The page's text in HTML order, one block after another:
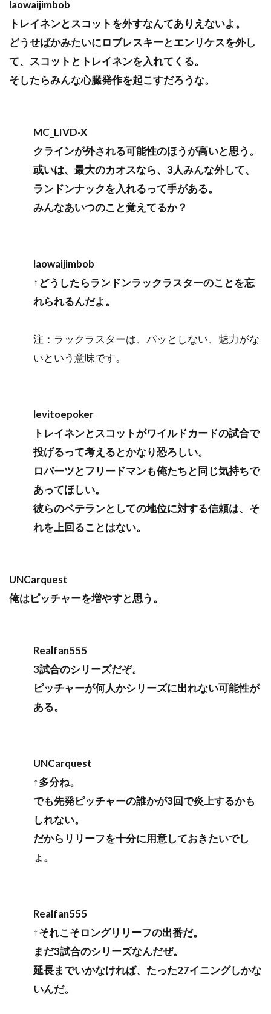
laowaijimbob
トレイネンとスコットを外すなんてありえないよ。
どうせばかみたいにロブレスキーとエンリケスを外し
て、スコットとトレイネンを入れてくる。
そしたらみんな心臓発作を起こすだろうな。
MC_LIVD-X
クラインが外される可能性のほうが高いと思う。
或いは、最大のカオスなら、3人みんな外して、
ランドンナックを入れるって手がある。
みんなあいつのこと覚えてるか？
laowaijimbob
↑どうしたらランドンラックラスターのことを忘
れられるんだよ。
注：ラックラスターは、パッとしない、魅力がな
いという意味です。
levitoepoker
トレイネンとスコットがワイルドカードの試合で
投げるって考えるとかなり恐ろしい。
ロバーツとフリードマンも俺たちと同じ気持ちで
あってほしい。
彼らのベテランとしての地位に対する信頼は、そ
れを上回ることはない。
UNCarquest
俺はピッチャーを増やすと思う。
Realfan555
3試合のシリーズだぞ。
ピッチャーが何人かシリーズに出れない可能性が
ある。
UNCarquest
↑多分ね。
でも先発ピッチャーの誰かが3回で炎上するかも
しれない。
だからリリーフを十分に用意しておきたいでし
ょ。
Realfan555
↑それこそロングリリーフの出番だ。
まだ3試合のシリーズなんだぜ。
延長までいかなければ、たった27イニングしかな
いんだ。